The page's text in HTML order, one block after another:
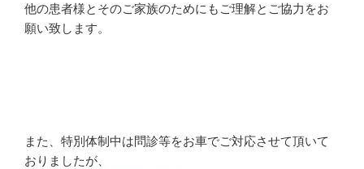
他の患者様とそのご家族のためにもご理解とご協力をお
願い致します。
また、特別体制中は問診等をお車でご対応させて頂いて
おりましたが、